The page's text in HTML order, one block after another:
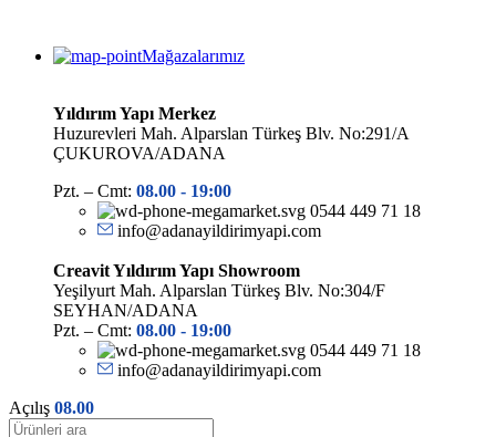
Mağazalarımız
Yıldırım Yapı Merkez
Huzurevleri Mah. Alparslan Türkeş Blv. No:291/A
ÇUKUROVA/ADANA
Pzt. – Cmt: 08.00 - 19:00
0544 449 71 18
info@adanayildirimyapi.com
Creavit Yıldırım Yapı Showroom
Yeşilyurt Mah. Alparslan Türkeş Blv. No:304/F
SEYHAN/ADANA
Pzt. – Cmt: 08.00 - 19:00
0544 449 71 18
info@adanayildirimyapi.com
Açılış 08.00